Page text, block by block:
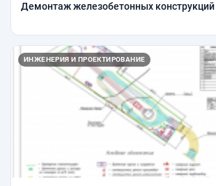
Демонтаж железобетонных конструкций
ИНЖЕНЕРИЯ И ПРОЕКТИРОВАНИЕ